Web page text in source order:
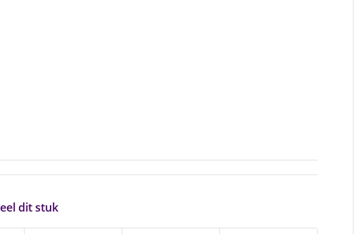
dit stuk